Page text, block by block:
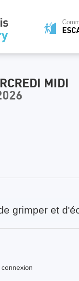
MIDI
grimper et